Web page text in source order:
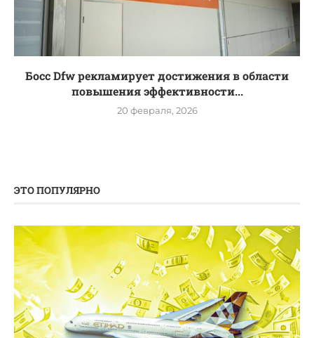
Босс Dfw рекламирует достижения в области
повышения эффективности...
20 февраля, 2026
ЭТО ПОПУЛЯРНО